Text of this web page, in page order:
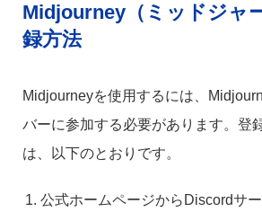
Midjourney（ミッドジャ
録方法
Midjourneyを使用するには、
バーに参加する必要があります。登
は、以下のとおりです。
公式ホームページからDiscordサ